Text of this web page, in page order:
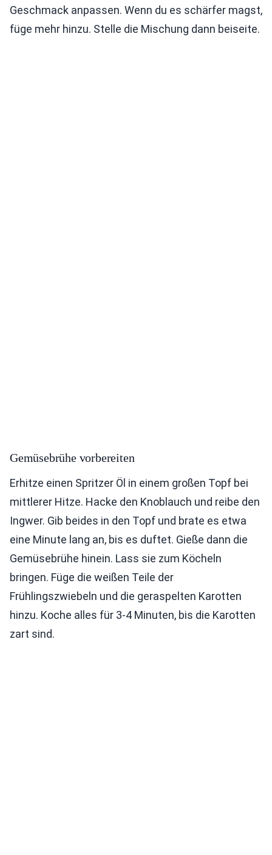
Geschmack anpassen. Wenn du es schärfer magst,
füge mehr hinzu. Stelle die Mischung dann beiseite.
Gemüsebrühe vorbereiten
Erhitze einen Spritzer Öl in einem großen Topf bei
mittlerer Hitze. Hacke den Knoblauch und reibe den
Ingwer. Gib beides in den Topf und brate es etwa
eine Minute lang an, bis es duftet. Gieße dann die
Gemüsebrühe hinein. Lass sie zum Köcheln
bringen. Füge die weißen Teile der
Frühlingszwiebeln und die geraspelten Karotten
hinzu. Koche alles für 3-4 Minuten, bis die Karotten
zart sind.